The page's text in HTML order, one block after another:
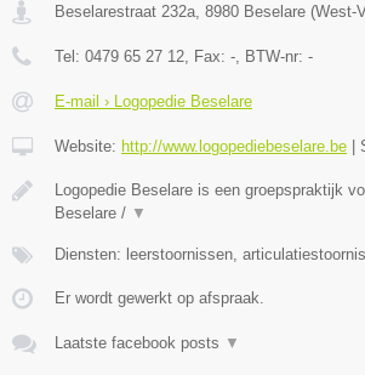
Beselarestraat 232a, 8980 Beselare (West-
Tel: 0479 65 27 12, Fax: -, BTW-nr: -
E-mail › Logopedie Beselare
Website: http://www.logopediebeselare.be
Logopedie Beselare is een groepspraktijk
Beselare / ▼
Diensten: leerstoornissen,
Er wordt gewerkt op afspraak.
Laatste facebook posts ▼